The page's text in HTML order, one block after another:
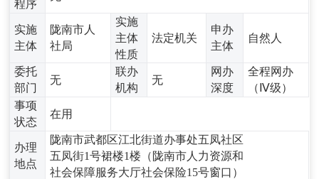
程序
实施
主体
陇南市人
社局
实施
主体
性质
法定机关
申办
主体
自然人
委托
部门
无
联办
机构
无
网办
深度
全程网办
（Ⅳ级）
事项
状态
在用
办理
地点
陇南市武都区江北街道办事处五凤社区
五凤街1号裙楼1楼（陇南市人力资源和
社会保障服务大厅社会保险15号窗口）